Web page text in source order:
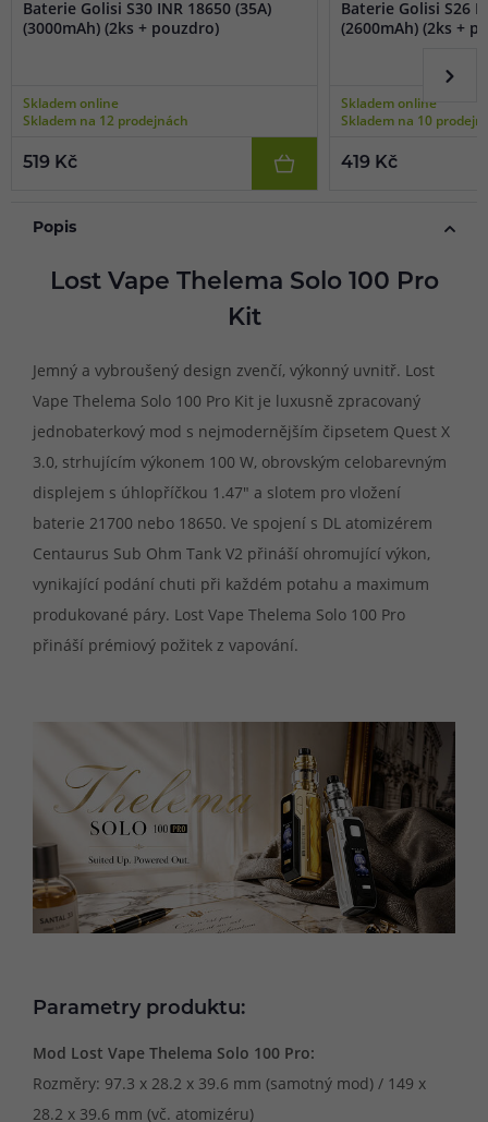
Baterie Golisi S30 INR 18650 (35A)
(3000mAh) (2ks + pouzdro)
Skladem online
Skladem na 12 prodejnách
519 Kč
Baterie Golisi S26
(2600mAh) (2ks +
Skladem online
Skladem na 10
419 Kč
Popis
Lost Vape Thelema Solo 100 Pro
Kit
Jemný a vybroušený design zvenčí, výkonný uvnitř. Lost
Vape Thelema Solo 100 Pro Kit je luxusně zpracovaný
jednobaterkový mod s nejmodernějším čipsetem Quest X
3.0, strhujícím výkonem 100 W, obrovským celobarevným
displejem s úhlopříčkou 1.47" a slotem pro vložení
baterie 21700 nebo 18650. Ve spojení s DL atomizérem
Centaurus Sub Ohm Tank V2 přináší ohromující výkon,
vynikající podání chuti při každém potahu a maximum
produkované páry. Lost Vape Thelema Solo 100 Pro
přináší prémiový požitek z vapování.
Parametry produktu:
Mod Lost Vape Thelema Solo 100 Pro:
Rozměry: 97.3 x 28.2 x 39.6 mm (samotný mod) / 149 x
28.2 x 39.6 mm (vč. atomizéru)